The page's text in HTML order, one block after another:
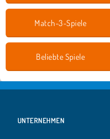
Match-3-Spiele
Beliebte Spiele
UNTERNEHMEN